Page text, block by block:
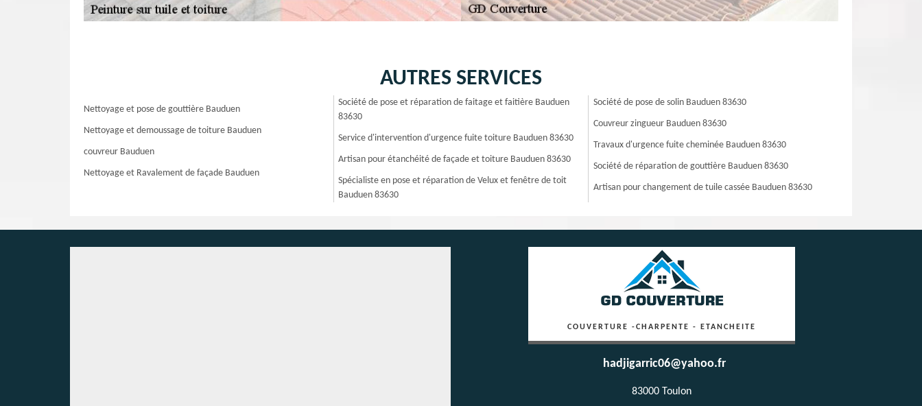
AUTRES SERVICES
Nettoyage et pose de gouttière Bauduen
Nettoyage et demoussage de toiture Bauduen
couvreur Bauduen
Nettoyage et Ravalement de façade Bauduen
Société de pose et réparation de faitage et faitière Bauduen
83630
Service d'intervention d'urgence fuite toiture Bauduen 83630
Artisan pour étanchéité de façade et toiture Bauduen 83630
Spécialiste en pose et réparation de Velux et fenêtre de toit
Bauduen 83630
Société de pose de solin Bauduen 83630
Couvreur zingueur Bauduen 83630
Travaux d'urgence fuite cheminée Bauduen 83630
Société de réparation de gouttière Bauduen 83630
Artisan pour changement de tuile cassée Bauduen 83630
COUVERTURE -CHARPENTE - ETANCHEITE
hadjigarric06@yahoo.fr
83000 Toulon